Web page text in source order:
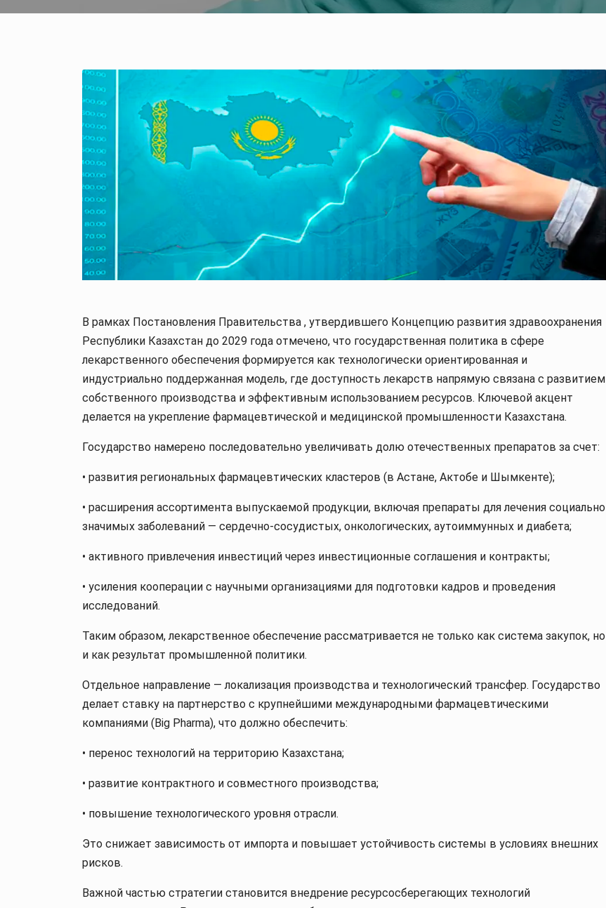
В рамках Постановления Правительства , утвердившего Концепцию развития здравоохранения
Республики Казахстан до 2029 года отмечено, что государственная политика в сфере
лекарственного обеспечения формируется как технологически ориентированная и
индустриально поддержанная модель, где доступность лекарств напрямую связана с развитием
собственного производства и эффективным использованием ресурсов. Ключевой акцент
делается на укрепление фармацевтической и медицинской промышленности Казахстана.
Государство намерено последовательно увеличивать долю отечественных препаратов за счет:
• развития региональных фармацевтических кластеров (в Астане, Актобе и Шымкенте);
• расширения ассортимента выпускаемой продукции, включая препараты для лечения социально
значимых заболеваний — сердечно-сосудистых, онкологических, аутоиммунных и диабета;
• активного привлечения инвестиций через инвестиционные соглашения и контракты;
• усиления кооперации с научными организациями для подготовки кадров и проведения
исследований.
Таким образом, лекарственное обеспечение рассматривается не только как система закупок, но
и как результат промышленной политики.
Отдельное направление — локализация производства и технологический трансфер. Государство
делает ставку на партнерство с крупнейшими международными фармацевтическими
компаниями (Big Pharma), что должно обеспечить:
• перенос технологий на территорию Казахстана;
• развитие контрактного и совместного производства;
• повышение технологического уровня отрасли.
Это снижает зависимость от импорта и повышает устойчивость системы в условиях внешних
рисков.
Важной частью стратегии становится внедрение ресурсосберегающих технологий